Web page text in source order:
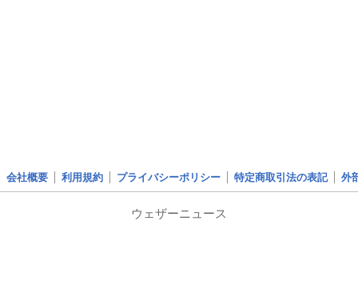
会社概要 利用規約 プライバシーポリシー 特定商取引法の表記 外
ウェザーニュース